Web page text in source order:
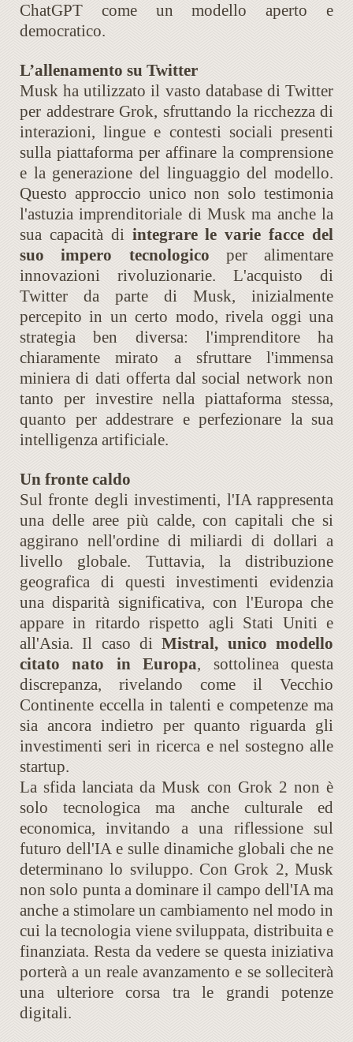
ChatGPT come un modello aperto e
democratico.
L’allenamento su Twitter
Musk ha utilizzato il vasto database di Twitter
per addestrare Grok, sfruttando la ricchezza di
interazioni, lingue e contesti sociali presenti
sulla piattaforma per affinare la comprensione
e la generazione del linguaggio del modello.
Questo approccio unico non solo testimonia
l'astuzia imprenditoriale di Musk ma anche la
sua capacità di integrare le varie facce del
suo impero tecnologico per alimentare
innovazioni rivoluzionarie. L'acquisto di
Twitter da parte di Musk, inizialmente
percepito in un certo modo, rivela oggi una
strategia ben diversa: l'imprenditore ha
chiaramente mirato a sfruttare l'immensa
miniera di dati offerta dal social network non
tanto per investire nella piattaforma stessa,
quanto per addestrare e perfezionare la sua
intelligenza artificiale.
Un fronte caldo
Sul fronte degli investimenti, l'IA rappresenta
una delle aree più calde, con capitali che si
aggirano nell'ordine di miliardi di dollari a
livello globale. Tuttavia, la distribuzione
geografica di questi investimenti evidenzia
una disparità significativa, con l'Europa che
appare in ritardo rispetto agli Stati Uniti e
all'Asia. Il caso diMistral, unico modello
citato nato in Europa, sottolinea questa
discrepanza, rivelando come il Vecchio
Continente eccella in talenti e competenze ma
sia ancora indietro per quanto riguarda gli
investimenti seri in ricerca e nel sostegno alle
startup.
La sfida lanciata da Musk con Grok 2 non è
solo tecnologica ma anche culturale ed
economica, invitando a una riflessione sul
futuro dell'IA e sulle dinamiche globali che ne
determinano lo sviluppo. Con Grok 2, Musk
non solo punta a dominare il campo dell'IA ma
anche a stimolare un cambiamento nel modo in
cui la tecnologia viene sviluppata, distribuita e
finanziata. Resta da vedere se questa iniziativa
porterà a un reale avanzamento e se solleciterà
una ulteriore corsa tra le grandi potenze
digitali.